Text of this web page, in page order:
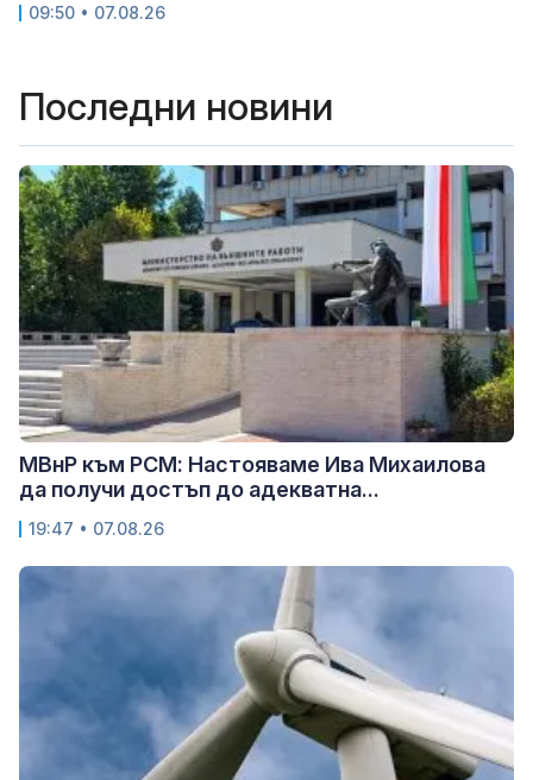
09:50 • 07.08.26
Последни новини
МВнР към РСМ: Настояваме Ива Михаилова
да получи достъп до адекватна...
19:47 • 07.08.26